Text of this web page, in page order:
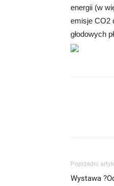
energii (w
emisje CO2
głodowych
Poprzedni
Wystawa